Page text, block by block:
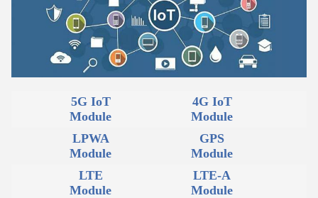
5G IoT
Module
4G IoT
Module
LPWA
Module
GPS
Module
LTE
Module
LTE-A
Module